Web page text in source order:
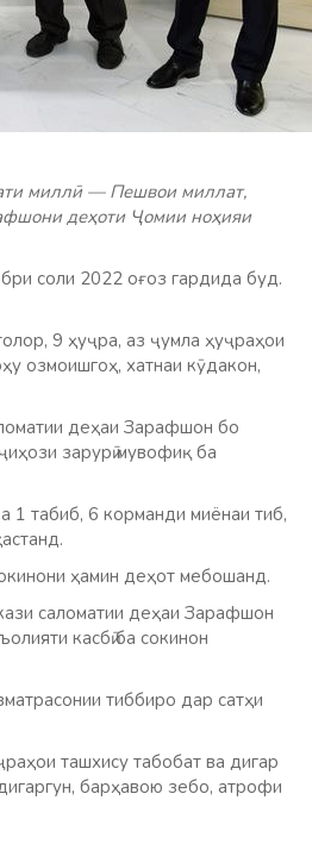
миллӣ — Пешвои миллат,
деҳоти Ҷомии ноҳияи
соли 2022 оғоз гардида буд.
9 ҳуҷра, аз ҷумла ҳуҷраҳои
озмоишгоҳ, хатнаи кӯдакон,
деҳаи Зарафшон бо
зарурӣ мувофиқ ба
табиб, 6 корманди миёнаи тиб,
ҳамин деҳот мебошанд.
саломатии деҳаи Зарафшон
касбӣ ба сокинон
тиббиро дар сатҳи
ташхису табобат ва дигар
барҳавою зебо, атрофи